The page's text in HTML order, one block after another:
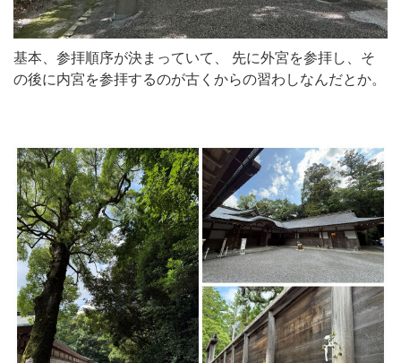
基本、参拝順序が決まっていて、 先に外宮を参拝し、そ
の後に内宮を参拝するのが古くからの習わしなんだとか。